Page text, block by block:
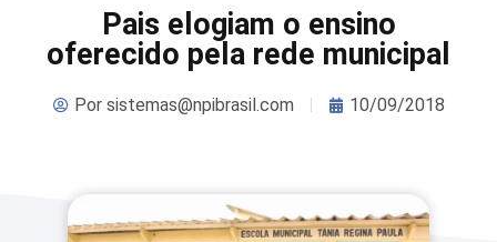
Pais elogiam o ensino
oferecido pela rede municipal
Porsistemas@npibrasil.com 10/09/2018